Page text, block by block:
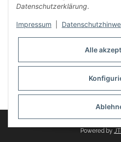
sofern Sie Fragen rund um die
* Alle Preise inkl. gesetzlicher USt., zzgl.
Powered by
Datenschutzerklärung.
Impressum
Alle